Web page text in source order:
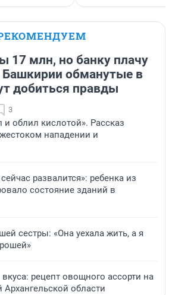
17 млн, но банку плачу
Башкирии обманутые в
добиться правды
3
и облил кислотой». Рассказ
нападении и
развалится»: ребенка из
состояние зданий в
сестры: «Она уехала жить, а я
рецепт овощного ассорти на
области